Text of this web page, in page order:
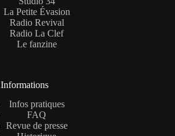
La Petite Évasion
Radio Revival
Radio La Clef
Le fanzine
Informations
Infos pratiques
FAQ
Revue de presse